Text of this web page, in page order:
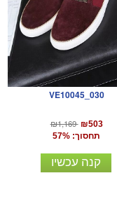
VE10045_030
₪1,169 ₪503
תחסוך: 57%
קנה עכשיו